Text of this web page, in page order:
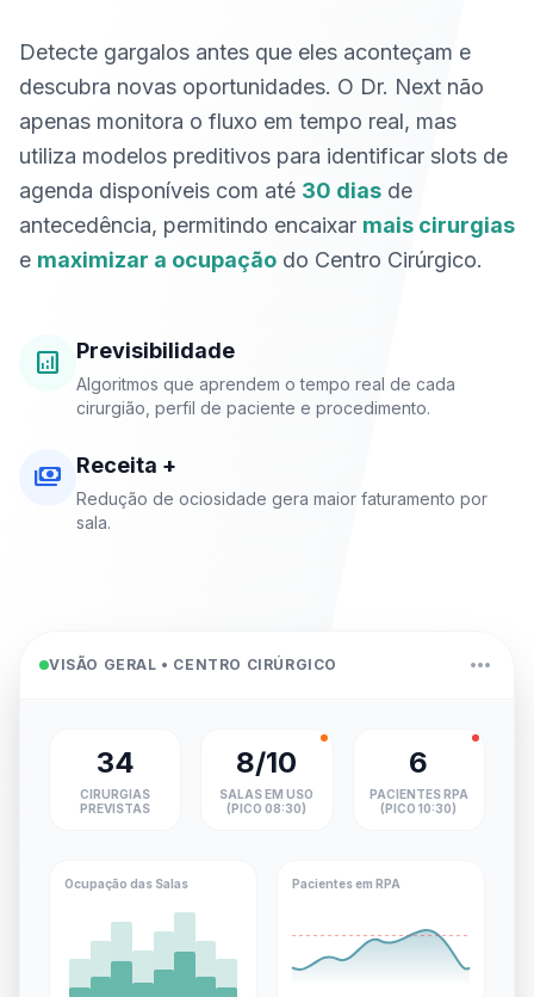
VISÃO GERAL • CENTRO CIRÚRGICO more_horiz
34
CIRURGIAS
PREVISTAS
8/10
SALAS EM USO
(PICO 08:30)
6
PACIENTES RPA
(PICO 10:30)
Ocupação das Salas Pacientes em RPA
Detecte gargalos antes que eles aconteçam e
descubra novas oportunidades. O Dr. Next não
apenas monitora o fluxo em tempo real, mas
utiliza modelos preditivos para identificar slots de
agenda disponíveis com até 30 dias de
antecedência, permitindo encaixar mais cirurgias
e maximizar a ocupação do Centro Cirúrgico.
analytics Previsibilidade
Algoritmos que aprendem o tempo real de cada
cirurgião, perfil de paciente e procedimento.
payments Receita +
Redução de ociosidade gera maior faturamento por
sala.